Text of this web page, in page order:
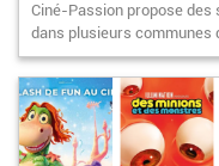
Ciné-Passion propose des
dans plusieurs communes